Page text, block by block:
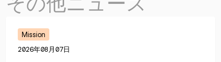
Mission
2026年08月07日